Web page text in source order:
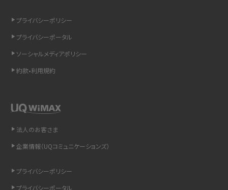
インスタのDMの送り方は？便利機能の使い方や注意点をわかりやすく解説
「iPhoneを探す」の使い方と設定方法を紹介！ブラウザやアプリから探す方法を
詳しく解説
Wi-Fiを快適に使うための速度はどれくらい？用途別の目安・回線ごとの平均を
LINEの着信音や通知音の設定・変更方法を解説！鳴らない場合の対処法も紹介
プライバシーポリシー
プライバシーポータル
ソーシャルメディアポリシー
約款•利用規約
法人のお客さま
企業情報（UQコミュニケーションズ）
プライバシーポリシー
プライバシーポータル